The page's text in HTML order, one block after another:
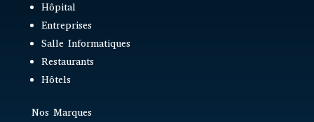
Hôpital
Entreprises
Salle Informatiques
Restaurants
Hôtels
Nos Marques